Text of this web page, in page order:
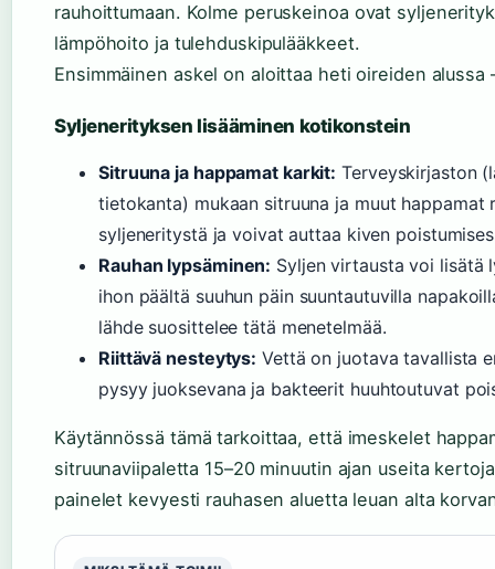
rauhoittumaan. Kolme peruskeinoa ovat
lämpöhoito ja tulehduskipulääkkeet.
Ensimmäinen askel on aloittaa heti oireiden alussa
Syljenerityksen lisääminen kotikonstein
Sitruuna ja happamat karkit: Terveyskirjaston
tietokanta) mukaan sitruuna ja muut happamat
syljeneritystä ja voivat auttaa kiven
Rauhan lypsäminen: Syljen virtausta voi lisätä
ihon päältä suuhun päin suuntautuvilla
lähde suosittelee tätä menetelmää.
Riittävä nesteytys: Vettä on juotava tavallista
pysyy juoksevana ja bakteerit huuhtoutuvat
Käytännössä tämä tarkoittaa, että imeskelet
sitruunaviipaletta 15–20 minuutin ajan useita
painelet kevyesti rauhasen aluetta leuan alta